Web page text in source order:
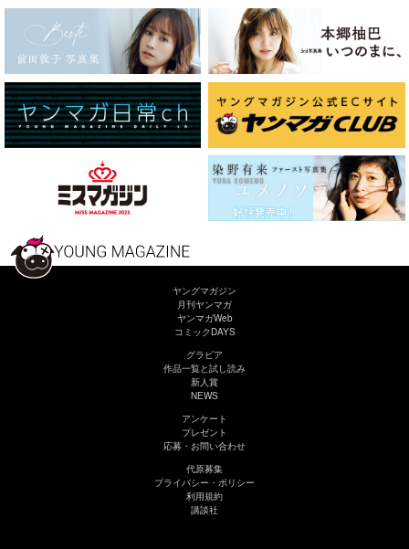
ヤングマガジン
月刊ヤンマガ
ヤンマガWeb
コミックDAYS
グラビア
作品一覧と試し読み
新人賞
NEWS
アンケート
プレゼント
応募・お問い合わせ
代原募集
プライバシー・ポリシー
利用規約
講談社